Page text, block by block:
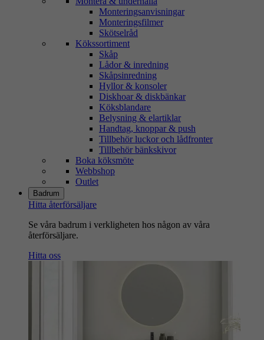
Monteringsanvisningar
Monteringsfilmer
Skötselråd
Kökssortiment
Skåp
Lådor & inredning
Skåpsinredning
Hyllor & konsoler
Diskhoar & diskbänkar
Köksblandare
Belysning & elartiklar
Handtag, knoppar & push
Tillbehör luckor och lådfronter
Tillbehör bänkskivor
Boka köksmöte
Webbshop
Outlet
Badrum
Hitta återförsäljare
Se våra badrum i verkligheten hos någon av våra
återförsäljare.
Hitta oss